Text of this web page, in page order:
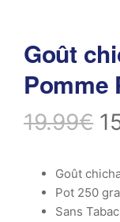
Goût
Pomme
19.99€
Goût
Pot 250
Sans